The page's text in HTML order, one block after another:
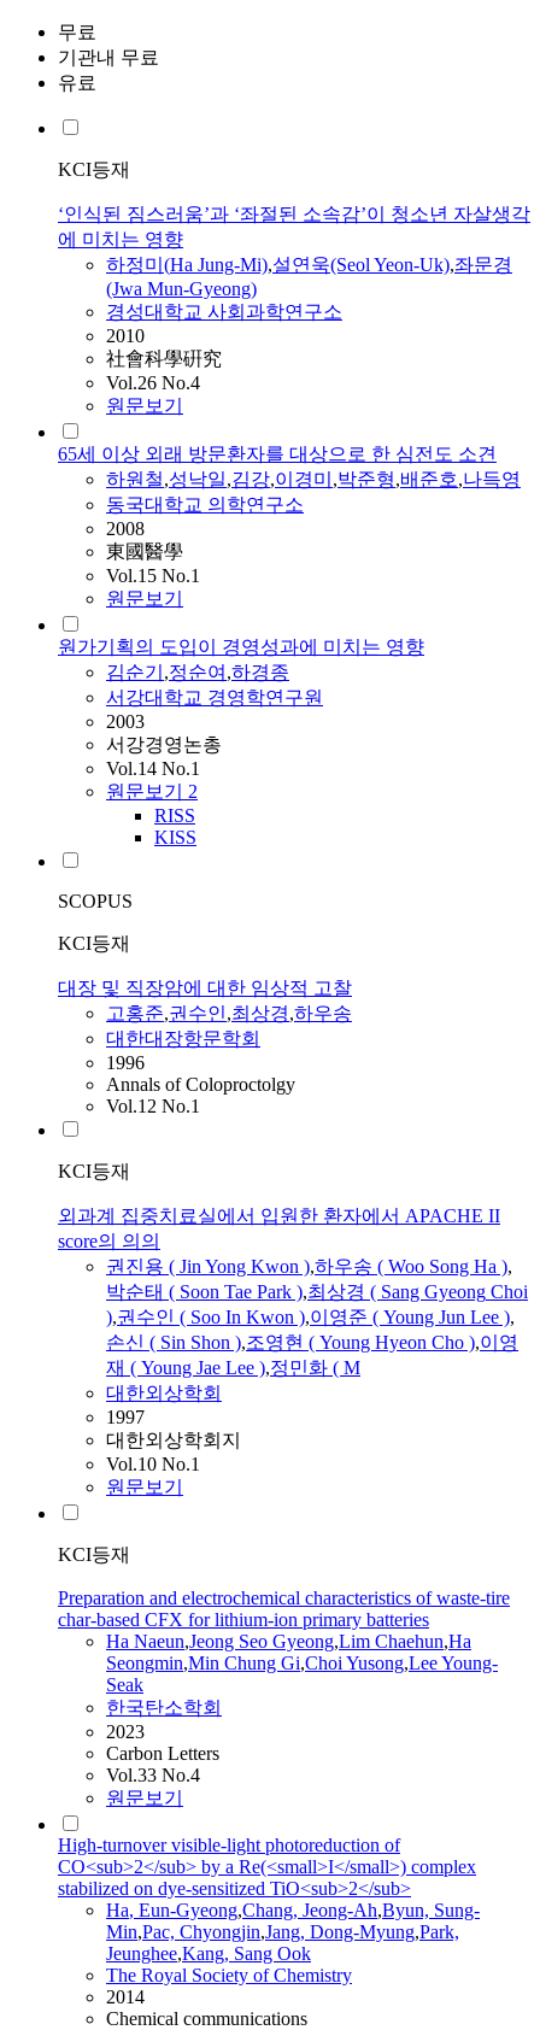
무료
기관내 무료
유료
KCI등재
‘인식된 짐스러움’과 ‘좌절된 소속감’이 청소년 자살생각
에 미치는 영향
하정미(Ha Jung-Mi),설연욱(Seol Yeon-Uk),좌문경
(Jwa Mun-Gyeong)
경성대학교 사회과학연구소
2010
社會科學硏究
Vol.26 No.4
원문보기
65세 이상 외래 방문환자를 대상으로 한 심전도 소견
하원철,성낙일,김강,이경미 ,박준형,배준호,나득영
동국대학교 의학연구소
2008
東國醫學
Vol.15 No.1
원문보기
원가기획의 도입이 경영성과에 미치는 영향
김순기 ,정순여 ,하경종
서강대학교 경영학연구원
2003
서강경영논총
Vol.14 No.1
원문보기 2
RISS
KISS
SCOPUS
KCI등재
대장 및 직장암에 대한 임상적 고찰
고홍준,권수인,최상경,하우송
대한대장항문학회
1996
Annals of Coloproctolgy
Vol.12 No.1
KCI등재
외과계 집중치료실에서 입원한 환자에서 APACHE II
score의 의의
권진용 ( Jin Yong Kwon ),하우송 ( Woo Song Ha ),
박순태 ( Soon Tae Park ),최상경 ( Sang Gyeong Choi
),권수인 ( Soo In Kwon ),이영준 ( Young Jun Lee ),
손신 ( Sin Shon ),조영현 ( Young Hyeon Cho ),이영
재 ( Young Jae Lee ),정민화 ( M
대한외상학회
1997
대한외상학회지
Vol.10 No.1
원문보기
KCI등재
Preparation and electrochemical characteristics of waste-tire
char-based CFX for lithium-ion primary batteries
Ha Naeun,Jeong Seo Gyeong,Lim Chaehun,Ha
Seongmin,Min Chung Gi,Choi Yusong,Lee Young-
Seak
한국탄소학회
2023
Carbon Letters
Vol.33 No.4
원문보기
High-turnover visible-light photoreduction of
CO<sub>2</sub> by a Re(<small>I</small>) complex
stabilized on dye-sensitized TiO<sub>2</sub>
Ha, Eun-Gyeong,Chang, Jeong-Ah,Byun, Sung-
Min,Pac, Chyongjin,Jang, Dong-Myung,Park,
Jeunghee,Kang, Sang Ook
The Royal Society of Chemistry
2014
Chemical communications